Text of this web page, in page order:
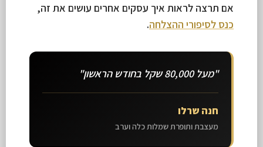
אם תרצה לראות איך עסקים אחרים עושים את זה,
כנס לסיפורי ההצלחה.
"מעל 80,000 שקל בחודש הראשון"
חנה שרלו
מעצבת ותופרת שמלות כלה וערב